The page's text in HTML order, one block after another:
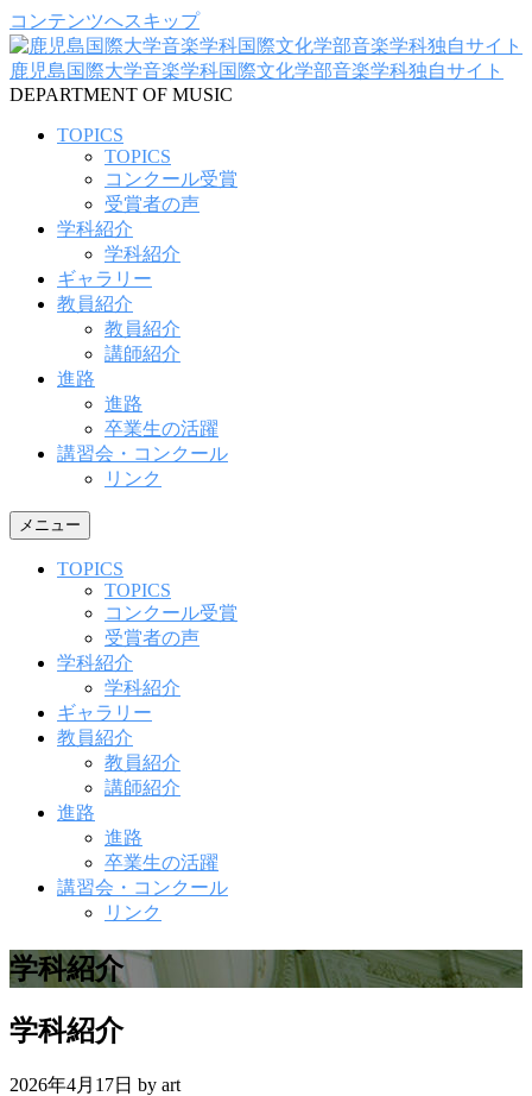
コンテンツへスキップ
鹿児島国際大学音楽学科国際文化学部音楽学科独自サイト
DEPARTMENT OF MUSIC
TOPICS
TOPICS
コンクール受賞
受賞者の声
学科紹介
学科紹介
ギャラリー
教員紹介
教員紹介
講師紹介
進路
進路
卒業生の活躍
講習会・コンクール
リンク
メニュー
TOPICS
TOPICS
コンクール受賞
受賞者の声
学科紹介
学科紹介
ギャラリー
教員紹介
教員紹介
講師紹介
進路
進路
卒業生の活躍
講習会・コンクール
リンク
学科紹介
学科紹介
2026年4月17日 by art